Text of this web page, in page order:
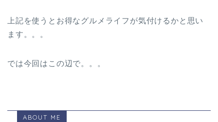
上記を使うとお得なグルメライフが気付けるかと思い
ます。。。
では今回はこの辺で。。。
ABOUT ME